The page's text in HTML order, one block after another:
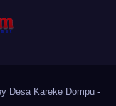
Desa Kareke Dompu -